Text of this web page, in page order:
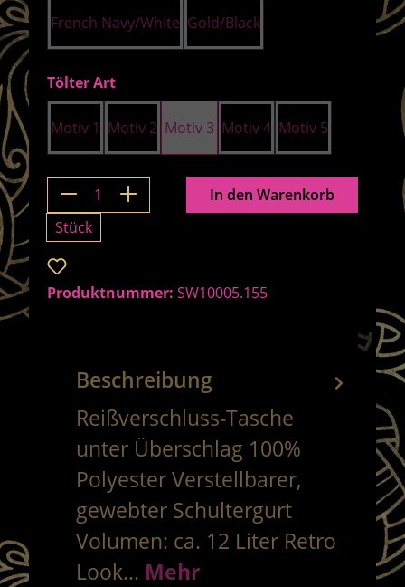
French Navy/White Gold/Black
Tölter Artauswählen
Motiv 1 Motiv 2 Motiv 3 Motiv 4 Motiv 5
Produkt Anzahl: Gib den
Stück
In den Warenkorb
Produktnummer: SW10005.155
Beschreibung
Reißverschluss-Tasche
unter Überschlag 100%
Polyester Verstellbarer,
gewebter Schultergurt
Volumen: ca. 12 Liter Retro
Look… Mehr